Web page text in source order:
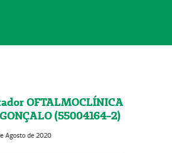
OFTALMOCLÍNICA
(55004164-2)
Agosto de 2020